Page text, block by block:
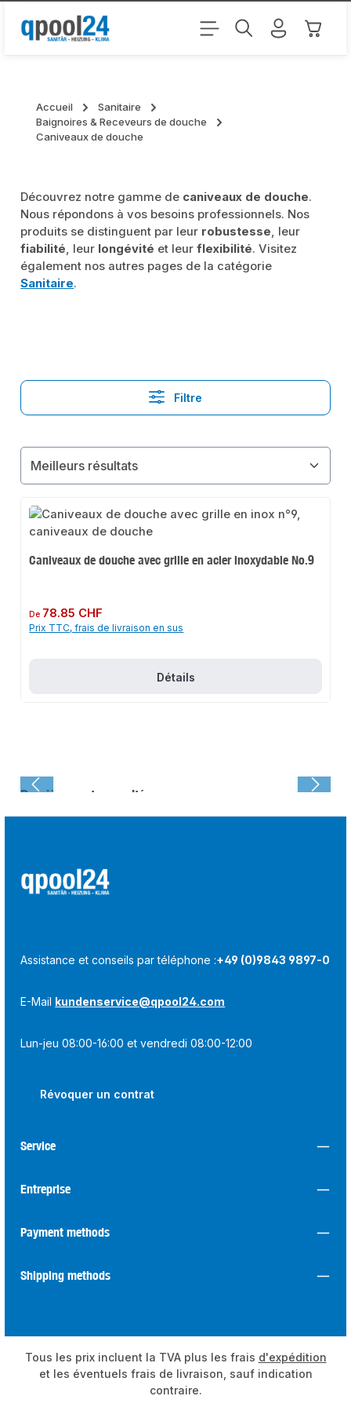
Passer au contenu principal Le
Accueil
Sanitaire
Baignoires & Receveurs de douche
Caniveaux de douche
Découvrez notre gamme de caniveaux de douche.
Nous répondons à vos besoins professionnels. Nos
produits se distinguent par leur robustesse, leur
fiabilité, leur longévité et leurflexibilité. Visitez
également nos autres pages de la catégorie
Sanitaire.
Filtre
Caniveaux de douche avec grille en acier inoxydable No.9
Prix régulier :
De 78.85 CHF
Prix TTC, frais de livraison en sus
Détails
Dernièrement consulté :
Assistance et conseils par téléphone :+49 (0)9843 9897-0
E-Mail kundenservice@qpool24.com
Lun-jeu 08:00-16:00 et vendredi 08:00-12:00
Révoquer un contrat
Service
Entreprise
Payment methods
Shipping methods
Tous les prix incluent la TVA plus les frais d'expédition
et les éventuels frais de livraison, sauf indication
contraire.